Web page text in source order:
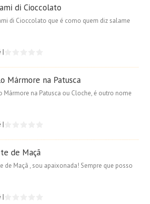
di Cioccolato
di Cioccolato que é como quem diz salame
|
Mármore na Patusca
Mármore na Patusca ou Cloche, é outro nome
|
de Maçã
de Maçã , sou apaixonada! Sempre que posso
|